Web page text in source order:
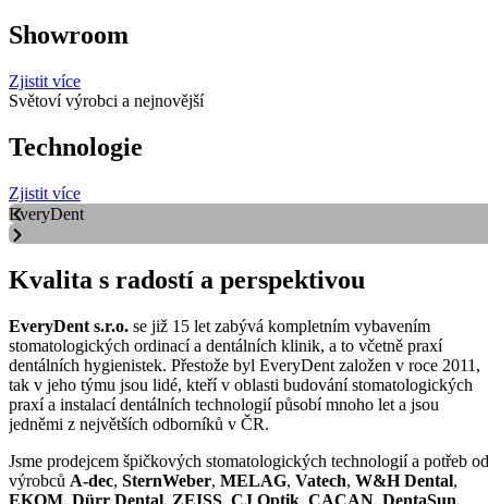
Showroom
Zjistit více
Světoví výrobci a nejnovější
Technologie
Zjistit více
EveryDent
Kvalita s radostí a perspektivou
EveryDent s.r.o. se již 15 let zabývá kompletním vybavením
stomatologických ordinací a dentálních klinik, a to včetně praxí
dentálních hygienistek. Přestože byl EveryDent založen v roce 2011,
tak v jeho týmu jsou lidé, kteří v oblasti budování stomatologických
praxí a instalací dentálních technologií působí mnoho let a jsou
jedněmi z největších odborníků v ČR.
Jsme prodejcem špičkových stomatologických technologií a potřeb od
výrobců A-dec, SternWeber, MELAG, Vatech, W&H Dental,
EKOM, Dürr Dental, ZEISS, CJ Optik, CACAN, DentaSun,